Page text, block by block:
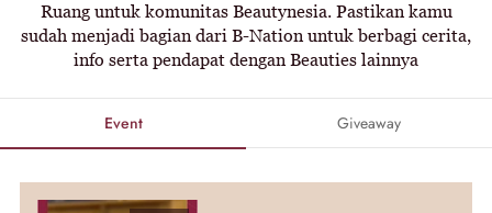
Ruang untuk komunitas Beautynesia. Pastikan kamu
sudah menjadi bagian dari B-Nation untuk berbagi cerita,
info serta pendapat dengan Beauties lainnya
Event Giveaway